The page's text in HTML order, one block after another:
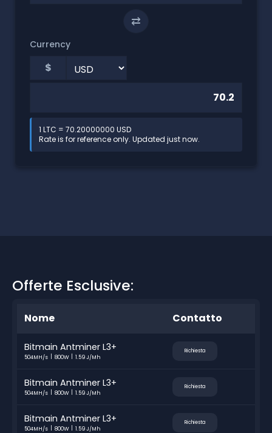
⇄
Currency
$
1 LTC = 70.20000000 USD
Rate is for reference only. Updated just now.
Offerte Esclusive:
Nome Contatto
Bitmain Antminer L3+
504MH/s 800W 1.59 J/Mh
Richiesta
Bitmain Antminer L3+
504MH/s 800W 1.59 J/Mh
Richiesta
Bitmain Antminer L3+
504MH/s 800W 1.59 J/Mh
Richiesta